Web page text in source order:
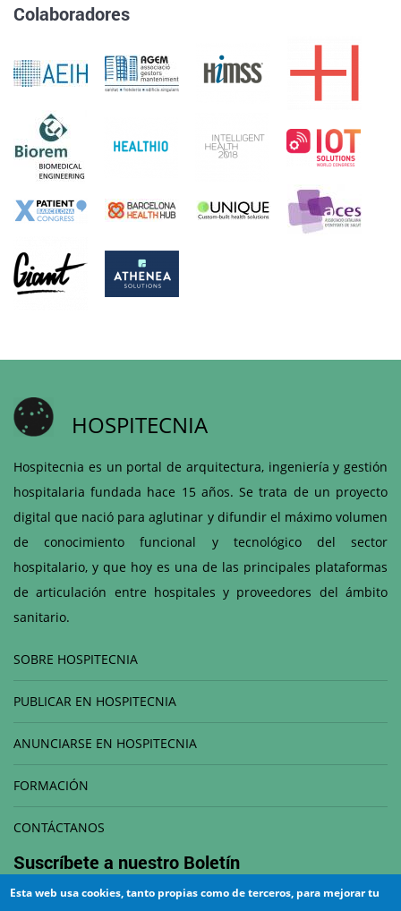
Colaboradores
HOSPITECNIA
Hospitecnia es un portal de arquitectura, ingeniería y gestión
hospitalaria fundada hace 15 años. Se trata de un proyecto
digital que nació para aglutinar y difundir el máximo volumen
de conocimiento funcional y tecnológico del sector
hospitalario, y que hoy es una de las principales plataformas
de articulación entre hospitales y proveedores del ámbito
sanitario.
SOBRE HOSPITECNIA
PUBLICAR EN HOSPITECNIA
ANUNCIARSE EN HOSPITECNIA
FORMACIÓN
CONTÁCTANOS
Suscríbete a nuestro Boletín
Esta web usa cookies, tanto propias como de terceros, para mejorar tu